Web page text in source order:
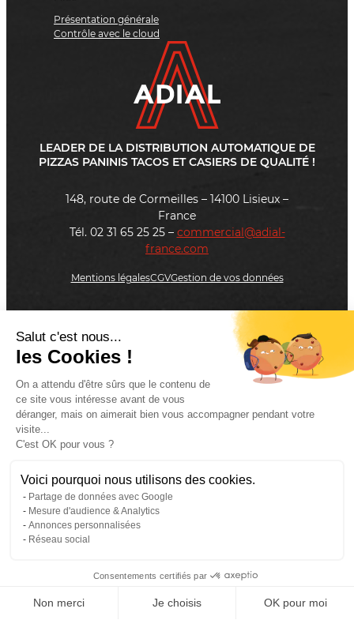
Salut c'est nous...
les Cookies !
On a attendu d'être sûrs que le contenu de
ce site vous intéresse avant de vous
déranger, mais on aimerait bien vous accompagner pendant votre
visite...
C'est OK pour vous ?
Voici pourquoi nous utilisons des cookies.
Partage de données avec Google
Mesure d'audience & Analytics
Annonces personnalisées
Réseau social
Consentements certifiés par
Non merci Je choisis OK pour moi
Présentation générale
Contrôle avec le cloud
LEADER DE LA DISTRIBUTION AUTOMATIQUE DE
PIZZAS PANINIS TACOS ET CASIERS DE QUALITÉ !
148, route de Cormeilles – 14100 Lisieux –
France
Tél. 02 31 65 25 25 – commercial@adial-
france.com
Mentions légalesCGVGestion de vos données
On vous rappelle
Etes-vous un client Adial ?
Oui
Non
Veuillez appeler votre interlocuteur habituel ou